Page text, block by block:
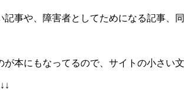
記事や、障害者としてためになる記事、
が本にもなってるので、サイトの小さい